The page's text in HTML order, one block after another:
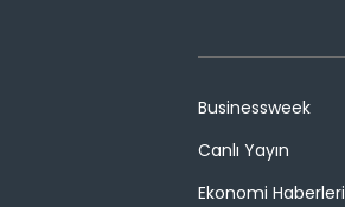
Businessweek
Canlı Yayın
Ekonomi Haberleri